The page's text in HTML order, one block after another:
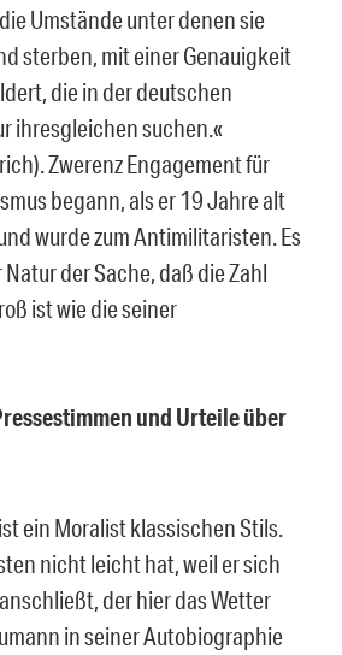
Umstände unter denen sie
sterben, mit einer Genauigkeit
die in der deutschen
ihresgleichen suchen.«
Zwerenz Engagement für
begann, als er 19 Jahre alt
wurde zum Antimilitaristen. Es
der Sache, daß die Zahl
ist wie die seiner
und Urteile über
ein Moralist klassischen Stils.
nicht leicht hat, weil er sich
der hier das Wetter
in seiner Autobiographie